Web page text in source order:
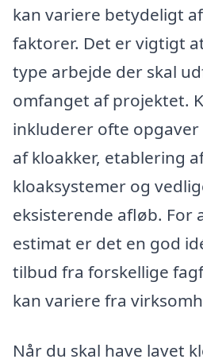
kan variere betydeligt
faktorer. Det er vigtigt
type arbejde der skal
omfanget af projektet.
inkluderer ofte
af kloakker, etablering
kloaksystemer og
eksisterende afløb. For
estimat er det en god
tilbud fra forskellige
kan variere fra
Når du skal have lavet